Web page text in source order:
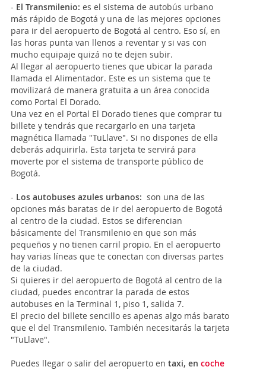
- El Transmilenio: es el sistema de autobús urbano
más rápido de Bogotá y una de las mejores opciones
para ir del aeropuerto de Bogotá al centro. Eso sí, en
las horas punta van llenos a reventar y si vas con
mucho equipaje quizá no te dejen subir.
Al llegar al aeropuerto tienes que ubicar la parada
llamada el Alimentador. Este es un sistema que te
movilizará de manera gratuita a un área conocida
como Portal El Dorado.
Una vez en el Portal El Dorado tienes que comprar tu
billete y tendrás que recargarlo en una tarjeta
magnética llamada "TuLlave". Si no dispones de ella
deberás adquirirla. Esta tarjeta te servirá para
moverte por el sistema de transporte público de
Bogotá.
- Los autobuses azules urbanos: son una de las
opciones más baratas de ir del aeropuerto de Bogotá
al centro de la ciudad. Estos se diferencian
básicamente del Transmilenio en que son más
pequeños y no tienen carril propio. En el aeropuerto
hay varias líneas que te conectan con diversas partes
de la ciudad.
Si quieres ir del aeropuerto de Bogotá al centro de la
ciudad, puedes encontrar la parada de estos
autobuses en la Terminal 1, piso 1, salida 7.
El precio del billete sencillo es apenas algo más barato
que el del Transmilenio. También necesitarás la tarjeta
"TuLlave".
Puedes llegar o salir del aeropuerto en taxi, en coche